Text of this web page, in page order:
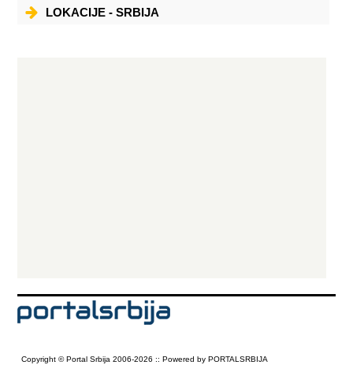
LOKACIJE - SRBIJA
Copyright © Portal Srbija 2006-2026 :: Powered by PORTALSRBIJA